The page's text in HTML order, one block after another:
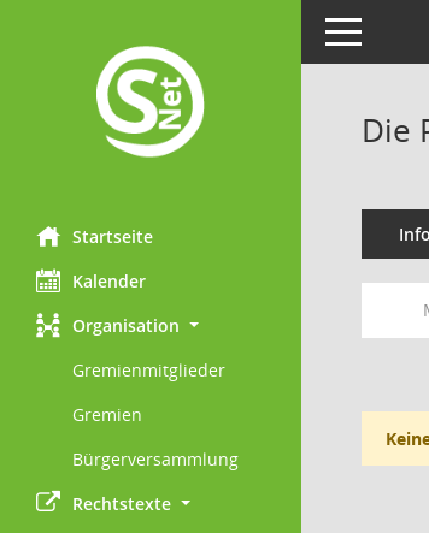
Startseite
Kalender
Organisation
Gremienmitglieder
Gremien
Bürgerversammlung
Rechtstexte
Toggle
Die